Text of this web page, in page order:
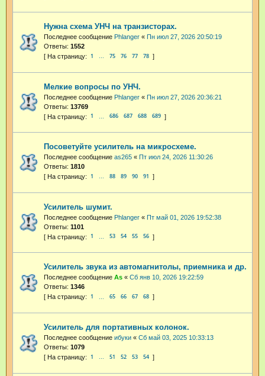
Нужна схема УНЧ на транзисторах.
Последнее сообщение Phlanger « Пн июл 27, 2026 20:50:19
Ответы: 1552
1 … 75 76 77 78
Мелкие вопросы по УНЧ.
Последнее сообщение Phlanger « Пн июл 27, 2026 20:36:21
Ответы: 13769
1 686 687 688 689
Посоветуйте усилитель на микросхеме.
Последнее сообщение as265 « Пт июл 24, 2026 11:30:26
Ответы: 1810
1 … 88 89 90 91
Усилитель шумит.
Последнее сообщение Phlanger « Пт май 01, 2026 19:52:38
Ответы: 1101
1 53 54 55 56
Усилитель звука из автомагнитолы, приемника и др.
Последнее сообщение As « Сб янв 10, 2026 19:22:59
Ответы: 1346
1 65 66 67 68
Усилитель для портативных колонок.
Последнее сообщение ибуки « Сб май 03, 2025 10:33:13
Ответы: 1079
1 … 51 52 53 54